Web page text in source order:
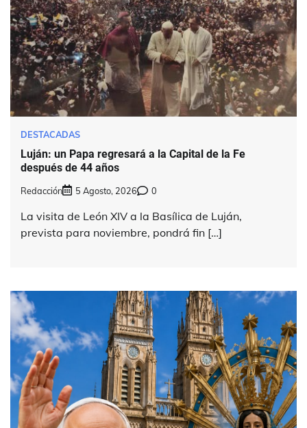
DESTACADAS
Luján: un Papa regresará a la Capital de la Fe
después de 44 años
Redacción 5 Agosto, 2026 0
La visita de León XIV a la Basílica de Luján,
prevista para noviembre, pondrá fin […]